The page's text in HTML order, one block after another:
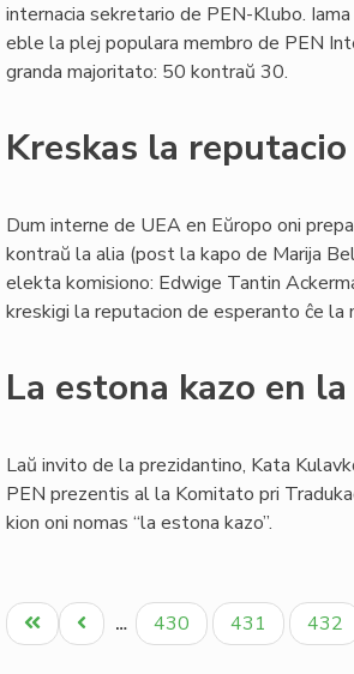
internacia sekretario de PEN-Klubo.
eble la plej populara membro de PEN
granda majoritato: 50 kontraŭ 30.
Kreskas la
Dum interne de UEA en Eŭropo oni
kontraŭ la alia (post la kapo de Marija
elekta komisiono: Edwige Tantin
kreskigi la reputacion de esperanto ĉe
La estona kazo en
Laŭ invito de la prezidantino, Kata
PEN prezentis al la Komitato pri
kion oni nomas “la estona kazo”.
Pagination
Unua
paĝo
Antaŭa
paĝo
… Paĝo
430 Paĝo
431 Paĝo
432